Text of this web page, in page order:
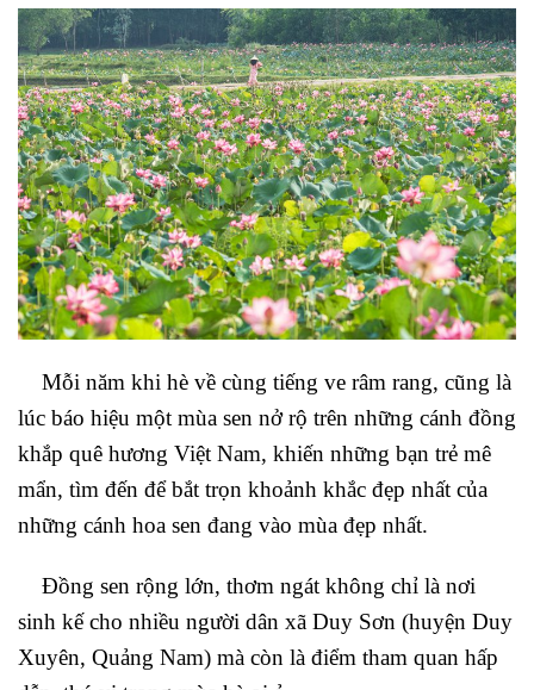
Mỗi năm khi hè về cùng tiếng ve râm rang, cũng là
lúc báo hiệu một mùa sen nở rộ trên những cánh đồng
khắp quê hương Việt Nam, khiến những bạn trẻ mê
mẩn, tìm đến để bắt trọn khoảnh khắc đẹp nhất của
những cánh hoa sen đang vào mùa đẹp nhất.
Đồng sen rộng lớn, thơm ngát không chỉ là nơi
sinh kế cho nhiều người dân xã Duy Sơn (huyện Duy
Xuyên, Quảng Nam) mà còn là điểm tham quan hấp